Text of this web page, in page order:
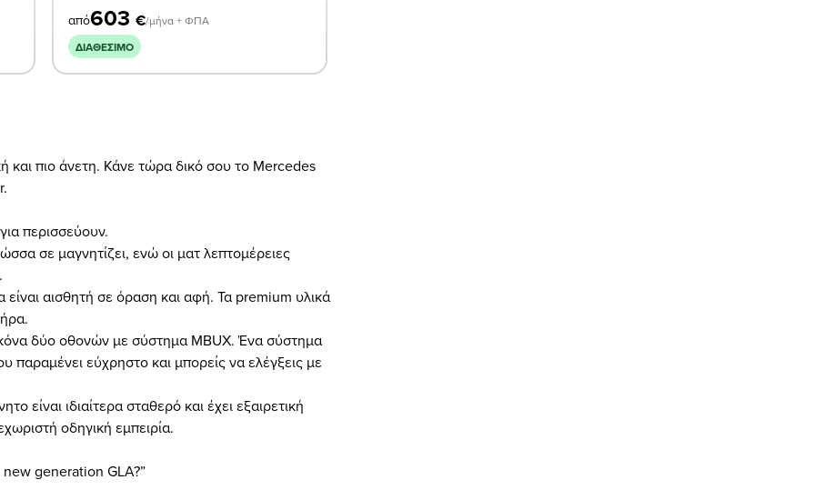
από603 €/μήνα + ΦΠΑ
ΔΙΑΘΈΣΙΜΟ
και πιο άνετη. Κάνε τώρα δικό σου το Mercedes
περισσεύουν.
σε μαγνητίζει, ενώ οι ματ λεπτομέρειες
είναι αισθητή σε όραση και αφή. Τα premium υλικά
δύο οθονών με σύστημα MBUX. Ένα σύστημα
παραμένει εύχρηστο και μπορείς να ελέγξεις με
είναι ιδιαίτερα σταθερό και έχει εξαιρετική
οδηγική εμπειρία.
generation GLA?”